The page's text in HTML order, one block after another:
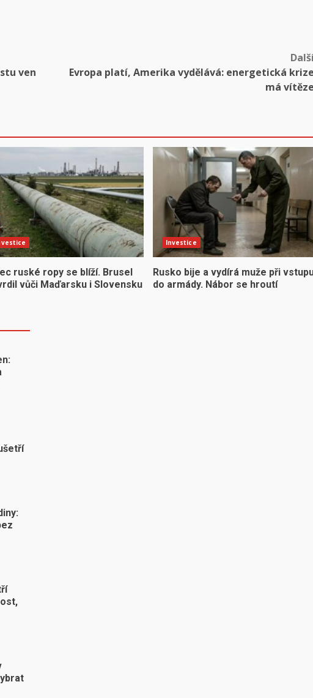
ven
Evropa platí, Amerika vydělává: energetická
má
ruské ropy se blíží. Brusel
vůči Maďarsku i Slovensku
Investice
Rusko bije a vydírá muže při
do armády. Nábor se hroutí